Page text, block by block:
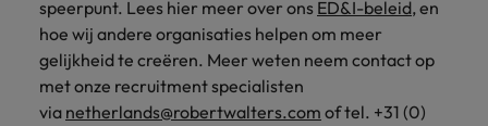
speerpunt. Lees hier meer over ons ED&I-beleid, en
hoe wij andere organisaties helpen om meer
gelijkheid te creëren. Meer weten neem contact op
met onze recruitment specialisten
via netherlands@robertwalters.com of tel. +31 (0)